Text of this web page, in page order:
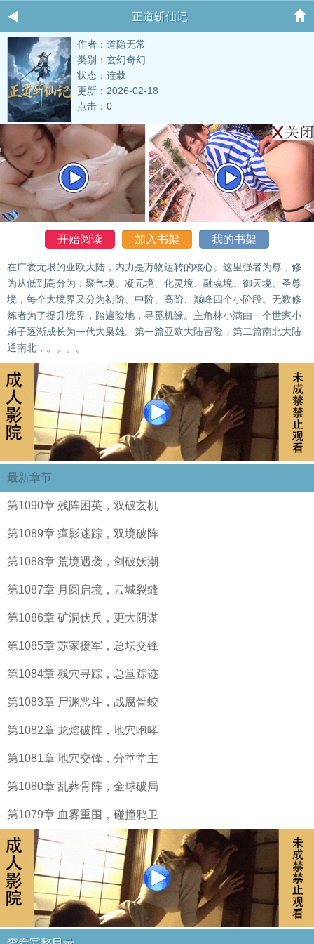
正道斩仙记
作者：道隐无常
类别：玄幻奇幻
状态：连载
更新：2026-02-18
点击：0
开始阅读 加入书架 我的书架
在广袤无垠的亚欧大陆，内力是万物运转的核心。这里强者为尊，修
为从低到高分为：聚气境、凝元境、化灵境、融魂境、御天境、圣尊
境，每个大境界又分为初阶、中阶、高阶、巅峰四个小阶段。无数修
炼者为了提升境界，踏遍险地，寻觅机缘。主角林小满由一个世家小
弟子逐渐成长为一代大枭雄。第一篇亚欧大陆冒险，第二篇南北大陆
通南北，。。。。
最新章节
第1090章 残阵困英，双破玄机
第1089章 瘴影迷踪，双境破阵
第1088章 荒境遇袭，剑破妖潮
第1087章 月圆启境，云城裂缝
第1086章 矿洞伏兵，更大阴谋
第1085章 苏家援军，总坛交锋
第1084章 残穴寻踪，总堂踪迹
第1083章 尸渊恶斗，战腐骨蛟
第1082章 龙焰破阵，地穴咆哮
第1081章 地穴交锋，分堂堂主
第1080章 乱葬骨阵，金球破局
第1079章 血雾重围，碰撞鸦卫